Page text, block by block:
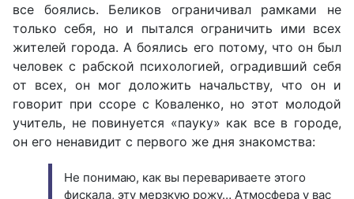
все боялись. Беликов ограничивал рамками не
только себя, но и пытался ограничить ими всех
жителей города. А боялись его потому, что он был
человек с рабской психологией, оградивший себя
от всех, он мог доложить начальству, что он и
говорит при ссоре с Коваленко, но этот молодой
учитель, не повинуется «пауку» как все в городе,
он его ненавидит с первого же дня знакомства:
Не понимаю, как вы перевариваете этого
фискала, эту мерзкую рожу… Атмосфера у вас